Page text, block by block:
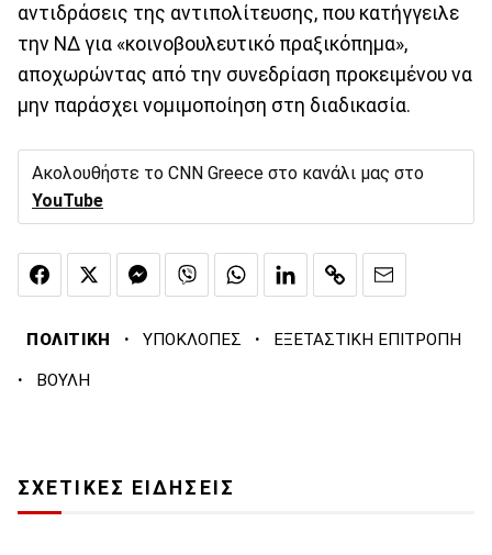
αντιδράσεις της αντιπολίτευσης, που κατήγγειλε
την ΝΔ για «κοινοβουλευτικό πραξικόπημα»,
αποχωρώντας από την συνεδρίαση προκειμένου να
μην παράσχει νομιμοποίηση στη διαδικασία.
Ακολουθήστε το CNN Greece στο κανάλι μας στο
YouTube
ΠΟΛΙΤΙΚΗ · ΥΠΟΚΛΟΠΕΣ · ΕΞΕΤΑΣΤΙΚΗ ΕΠΙΤΡΟΠΗ
· ΒΟΥΛΗ
ΣΧΕΤΙΚΕΣ ΕΙΔΗΣΕΙΣ